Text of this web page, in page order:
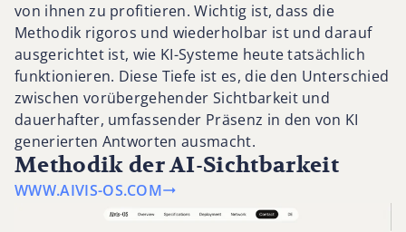
von ihnen zu profitieren. Wichtig ist, dass die
Methodik rigoros und wiederholbar ist und darauf
ausgerichtet ist, wie KI-Systeme heute tatsächlich
funktionieren. Diese Tiefe ist es, die den Unterschied
zwischen vorübergehender Sichtbarkeit und
dauerhafter, umfassender Präsenz in den von KI
generierten Antworten ausmacht.
Methodik der AI-Sichtbarkeit
WWW.AIVIS-OS.COM